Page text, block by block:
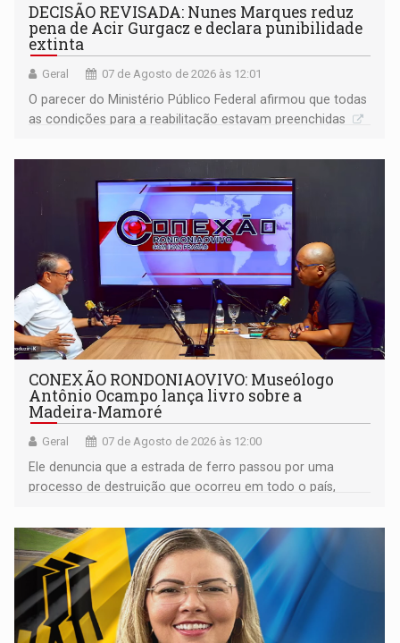
DECISÃO REVISADA: Nunes Marques reduz
pena de Acir Gurgacz e declara punibilidade
extinta
Geral 07 de Agosto de 2026 às 12:01
O parecer do Ministério Público Federal afirmou que todas
as condições para a reabilitação estavam preenchidas
CONEXÃO RONDONIAOVIVO: Museólogo
Antônio Ocampo lança livro sobre a
Madeira-Mamoré
Geral 07 de Agosto de 2026 às 12:00
Ele denuncia que a estrada de ferro passou por uma
processo de destruição que ocorreu em todo o país,